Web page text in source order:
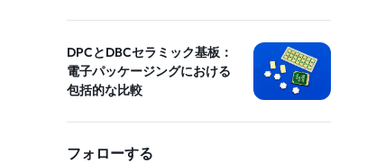
DPCとDBCセラミック基板：
電子パッケージングにおける
包括的な比較
フォローする